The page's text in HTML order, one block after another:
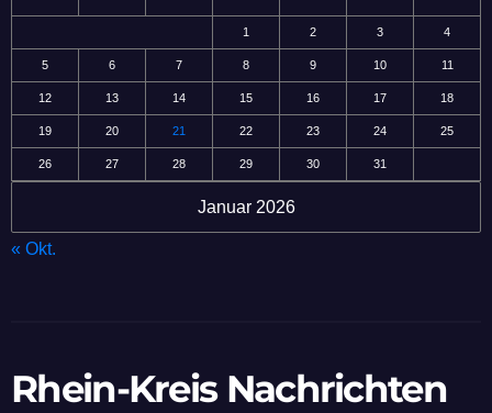
Januar 2026
1 2 3 4
5 6 7 8 9 10 11
12 13 14 15 16 17 18
19 20 21 22 23 24 25
26 27 28 29 30 31
« Okt.
Rhein-Kreis Nachrichten